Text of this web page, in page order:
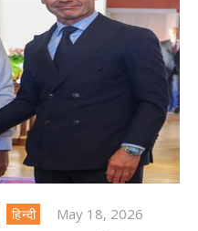
हिन्दी May 18, 2026